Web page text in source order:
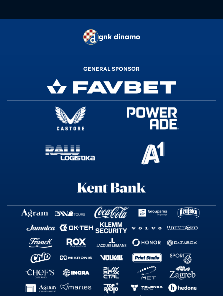
gnk dinamo
GENERAL SPONSOR